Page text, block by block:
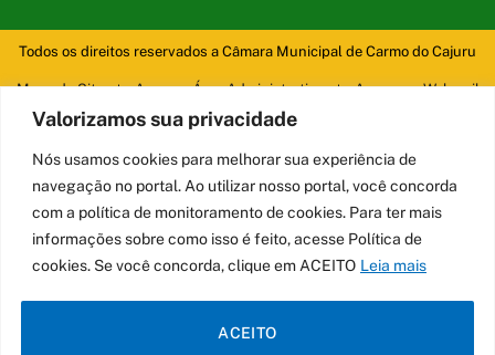
Valorizamos sua privacidade
Nós usamos cookies para melhorar sua experiência de
navegação no portal. Ao utilizar nosso portal, você concorda
com a política de monitoramento de cookies. Para ter mais
informações sobre como isso é feito, acesse Política de
cookies. Se você concorda, clique em ACEITO Leia mais
ACEITO
Todos os direitos reservados a Câmara Municipal de Carmo do Cajuru
Mapa do Site Acessar Área Administrativa Acessar o Webmail